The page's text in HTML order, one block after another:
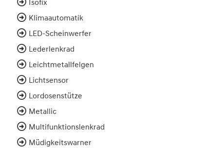
Isofix
Klimaautomatik
LED-Scheinwerfer
Lederlenkrad
Leichtmetallfelgen
Lichtsensor
Lordosenstütze
Metallic
Multifunktionslenkrad
Müdigkeitswarner